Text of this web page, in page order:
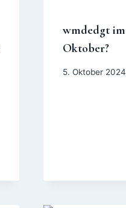
wmdedgt im
Oktober?
5. Oktober 2024